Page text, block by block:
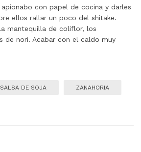
con papel de cocina y darles
ellos rallar un poco del shitake.
mantequilla de coliflor, los
de nori. Acabar con el caldo muy
SALSA DE SOJA ZANAHORIA